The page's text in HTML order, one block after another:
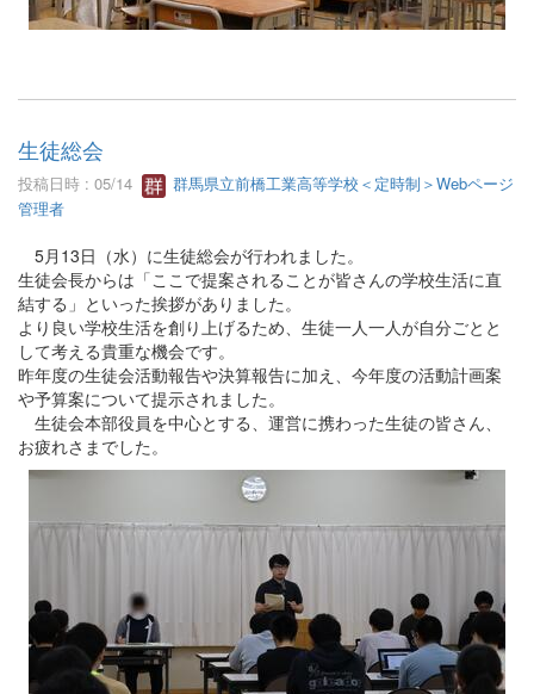
生徒総会
投稿日時 : 05/14
群馬県立前橋工業高等学校＜定時制＞Webページ
管理者
5月13日（水）に生徒総会が行われました。
生徒会長からは「ここで提案されることが皆さんの学校生活に直
結する」といった挨拶がありました。
より良い学校生活を創り上げるため、生徒一人一人が自分ごとと
して考える貴重な機会です。
昨年度の生徒会活動報告や決算報告に加え、今年度の活動計画案
や予算案について提示されました。
生徒会本部役員を中心とする、運営に携わった生徒の皆さん、
お疲れさまでした。